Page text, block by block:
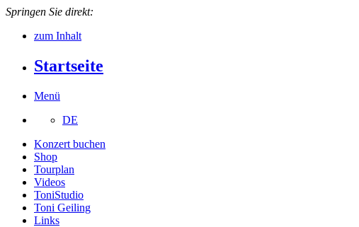
Springen Sie direkt:
zum Inhalt
Startseite
Menü
DE
Konzert buchen
Shop
Tourplan
Videos
ToniStudio
Toni Geiling
Links